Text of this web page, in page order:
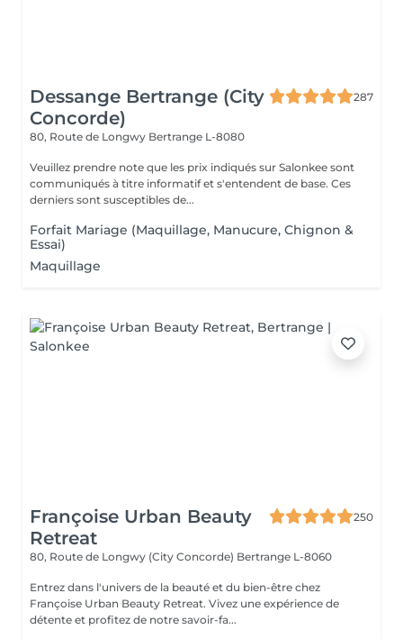
Dessange Bertrange (City
Concorde)
287
80, Route de Longwy Bertrange L-8080
Veuillez prendre note que les prix indiqués sur Salonkee sont
communiqués à titre informatif et s'entendent de base. Ces
derniers sont susceptibles de...
Forfait Mariage (Maquillage, Manucure, Chignon &
Essai)
Maquillage
Françoise Urban Beauty
Retreat
250
80, Route de Longwy (City Concorde) Bertrange L-8060
Entrez dans l'univers de la beauté et du bien-être chez
Françoise Urban Beauty Retreat. Vivez une expérience de
détente et profitez de notre savoir-fa...